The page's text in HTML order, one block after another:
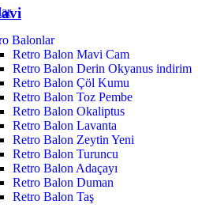
Balonlar
Retro Balon Mavi Cam
Retro Balon Derin Okyanus indirim
Retro Balon Çöl Kumu
Retro Balon Toz Pembe
Retro Balon Okaliptus
Retro Balon Lavanta
Retro Balon Zeytin Yeni
Retro Balon Turuncu
Retro Balon Adaçayı
Retro Balon Duman
Retro Balon Taş